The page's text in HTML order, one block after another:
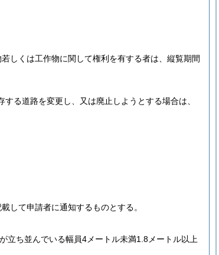
しくは工作物に関して権利を有する者は、縦覧期間
る道路を変更し、又は廃止しようとする場合は、
して申請者に通知するものとする。
立ち並んでいる幅員4メートル未満1.8メートル以上